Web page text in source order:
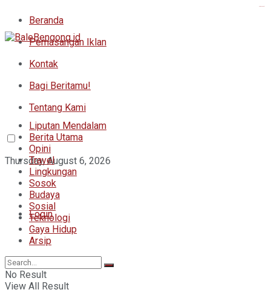
Beranda
Pemasangan Iklan
Kontak
Bagi Beritamu!
Tentang Kami
Thursday, August 6, 2026
Login
Liputan Mendalam
Berita Utama
Opini
Travel
Lingkungan
Sosok
Budaya
Sosial
Teknologi
Gaya Hidup
Arsip
No Result
View All Result